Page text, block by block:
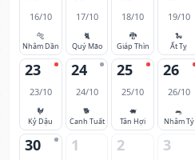
16/10
🐅
Nhâm Dần
17/10
🐈
Quý Mão
18/10
🐉
Giáp Thìn
19/10
🐍
Ất Tỵ
23
23/10
🐓
Kỷ Dậu
24
24/10
🐕
Canh Tuất
25
25/10
🐖
Tân Hợi
26
26/10
🐀
Nhâm Tý
30 1 2 3